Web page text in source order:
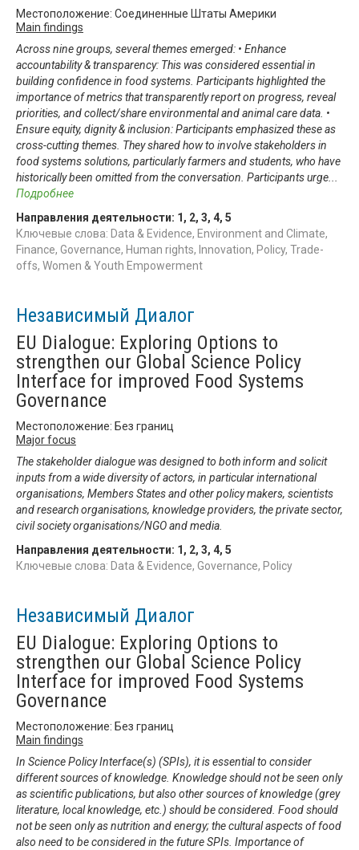
Местоположение: Соединенные Штаты Америки
Main findings
Across nine groups, several themes emerged: • Enhance
accountability & transparency: This was considered essential in
building confidence in food systems. Participants highlighted the
importance of metrics that transparently report on progress, reveal
priorities, and collect/share environmental and animal care data. •
Ensure equity, dignity & inclusion: Participants emphasized these as
cross-cutting themes. They shared how to involve stakeholders in
food systems solutions, particularly farmers and students, who have
historically been omitted from the conversation. Participants urge
Подробнее
Направления деятельности: 1 , 2, 3, 4, 5
Ключевые слова: Data & Evidence, Environment and Climate,
Finance, Governance, Human rights, Innovation, Policy, Trade-
offs, Women & Youth Empowerment
Независимый Диалог
EU Dialogue: Exploring Options to
strengthen our Global Science Policy
Interface for improved Food Systems
Governance
Местоположение: Без границ
Major focus
The stakeholder dialogue was designed to both inform and solicit
inputs from a wide diversity of actors, in particular international
organisations, Members States and other policy makers, scientists
and research organisations, knowledge providers, the private sector,
civil society organisations/NGO and media.
Направления деятельности: 1 , 2, 3, 4, 5
Ключевые слова: Data & Evidence, Governance, Policy
Независимый Диалог
EU Dialogue: Exploring Options to
strengthen our Global Science Policy
Interface for improved Food Systems
Governance
Местоположение: Без границ
Main findings
In Science Policy Interface(s) (SPIs), it is essential to consider
different sources of knowledge. Knowledge should not be seen only
as scientific publications, but also other sources of knowledge (grey
literature, local knowledge, etc.) should be considered. Food should
not be seen only as nutrition and energy; the cultural aspects of food
also need to be considered in the future SPIs. Importance of